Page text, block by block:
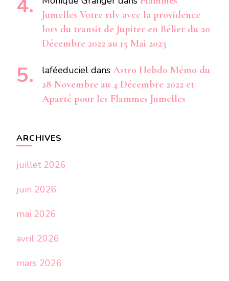
Jumelles Votre rdv avec la providence
lors du transit de Jupiter en Bélier du 20
Décembre 2022 au 15 Mai 2023
laféeduciel dans Astro Hebdo Mémo du
28 Novembre au 4 Décembre 2022 et
Aparté pour les Flammes Jumelles
ARCHIVES
juillet 2026
juin 2026
mai 2026
avril 2026
mars 2026